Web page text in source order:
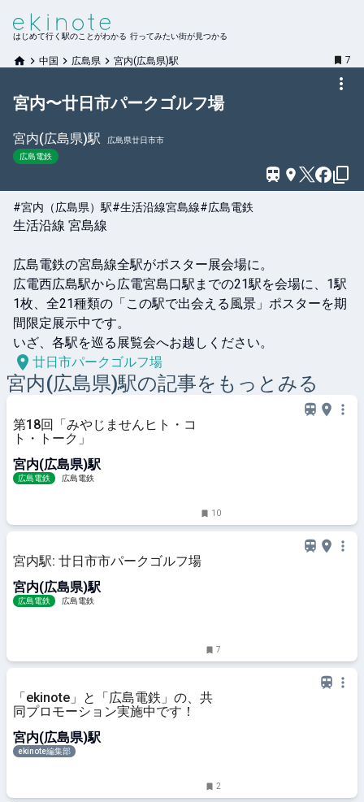
はじめて行く駅のことがわかる 行ってみたい街が見つかる
中国 広島県 宮内(広島県)駅 7
宮内〜廿日市パークゴルフ場
宮内(広島県)駅
広島県廿日市市
広島電鉄
#宮内（広島県）駅#生活沿線宮島線#広島電鉄
生活沿線 宮島線
広島電鉄の宮島線全駅がポスター展会場に。
広電西広島駅から広電宮島口駅までの21駅を会場に、1駅
1枚、全21種類の「この駅で出会える風景」ポスターを期
間限定展示中です。
いざ、各駅を巡る展覧会へお越しください。
廿日市パークゴルフ場
宮内(広島県)駅の記事をもっとみる
第18回「みやじませんヒト・コ
ト・トーク」
宮内(広島県)駅
広島電鉄 広島電鉄
10
宮内駅: 廿日市市パークゴルフ場
宮内(広島県)駅
広島電鉄 広島電鉄
7
「ekinote」と「広島電鉄」の、共
同プロモーション実施中です！
宮内(広島県)駅
ekinote編集部
2